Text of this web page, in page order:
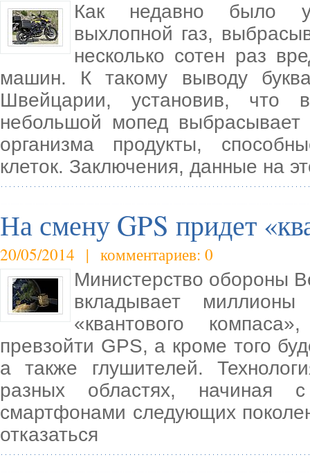
Как недавно было
выхлопной газ,
несколько сотен раз
машин. К такому выводу
Швейцарии, установив, что
небольшой мопед
организма продукты,
клеток. Заключения, данные на
На смену GPS придет
20/05/2014 | комментариев: 0
Министерство обороны
вкладывает
«квантового
превзойти GPS, а кроме того
а также глушителей.
разных областях, начиная
смартфонами следующих
отказаться